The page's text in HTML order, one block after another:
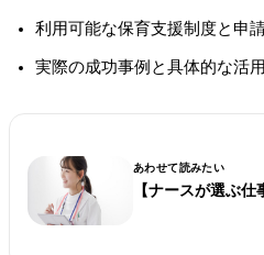
利用可能な保育支援制度と申
実際の成功事例と具体的な活
あわせて読みたい
【ナースが選ぶ